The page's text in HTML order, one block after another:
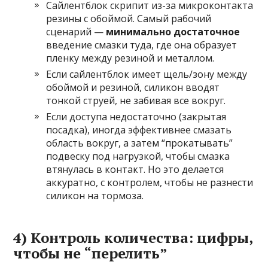
Сайлентблок скрипит из-за микроконтакта
резины с обоймой. Самый рабочий
сценарий — минимально достаточное
введение смазки туда, где она образует
пленку между резиной и металлом.
Если сайлентблок имеет щель/зону между
обоймой и резиной, силикон вводят
тонкой струей, не забивая все вокруг.
Если доступа недостаточно (закрытая
посадка), иногда эффективнее смазать
область вокруг, а затем “прокатывать”
подвеску под нагрузкой, чтобы смазка
втянулась в контакт. Но это делается
аккуратно, с контролем, чтобы не разнести
силикон на тормоза.
4) Контроль количества: цифры,
чтобы не “перелить”